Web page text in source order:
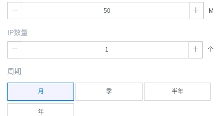
M
IP数量
个
周期
月 季 半年
年